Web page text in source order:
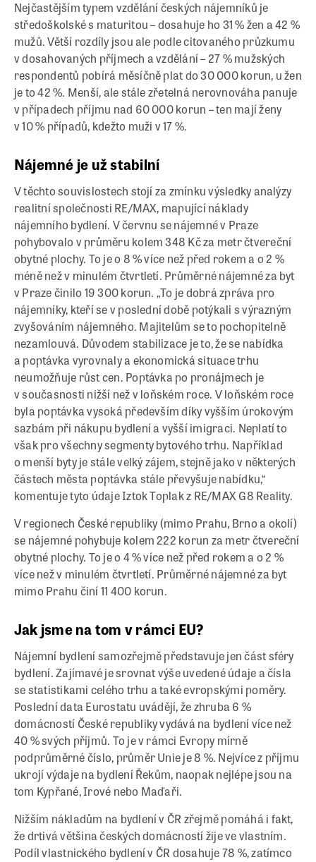
Nejčastějším typem vzdělání českých nájemníků je
středoškolské s maturitou – dosahuje ho 31 % žen a 42 %
mužů. Větší rozdíly jsou ale podle citovaného průzkumu
v dosahovaných příjmech a vzdělání – 27 % mužských
respondentů pobírá měsíčně plat do 30 000 korun, u žen
je to 42 %. Menší, ale stále zřetelná nerovnováha panuje
v případech příjmu nad 60 000 korun – ten mají ženy
v 10 % případů, kdežto muži v 17 %.
Nájemné je už stabilní
V těchto souvislostech stojí za zmínku výsledky analýzy
realitní společnosti RE/MAX, mapující náklady
nájemního bydlení. V červnu se nájemné v Praze
pohybovalo v průměru kolem 348 Kč za metr čtvereční
obytné plochy. To je o 8 % více než před rokem a o 2 %
méně než v minulém čtvrtletí. Průměrné nájemné za byt
v Praze činilo 19 300 korun. „To je dobrá zpráva pro
nájemníky, kteří se v poslední době potýkali s výrazným
zvyšováním nájemného. Majitelům se to pochopitelně
nezamlouvá. Důvodem stabilizace je to, že se nabídka
a poptávka vyrovnaly a ekonomická situace trhu
neumožňuje růst cen. Poptávka po pronájmech je
v současnosti nižší než v loňském roce. V loňském roce
byla poptávka vysoká především díky vyšším úrokovým
sazbám při nákupu bydlení a vyšší imigraci. Neplatí to
však pro všechny segmenty bytového trhu. Například
o menší byty je stále velký zájem, stejně jako v některých
částech města poptávka stále převyšuje nabídku,“
komentuje tyto údaje Iztok Toplak z RE/MAX G8 Reality.
V regionech České republiky (mimo Prahu, Brno a okolí)
se nájemné pohybuje kolem 222 korun za metr čtvereční
obytné plochy. To je o 4 % více než před rokem a o 2 %
více než v minulém čtvrtletí. Průměrné nájemné za byt
mimo Prahu činí 11 400 korun.
Jak jsme na tom v rámci EU?
Nájemní bydlení samozřejmě představuje jen část sféry
bydlení. Zajímavé je srovnat výše uvedené údaje a čísla
se statistikami celého trhu a také evropskými poměry.
Poslední data Eurostatu uvádějí, že zhruba 6 %
domácností České republiky vydává na bydlení více než
40 % svých příjmů. To je v rámci Evropy mírně
podprůměrné číslo, průměr Unie je 8 %. Nejvíce z příjmu
ukrojí výdaje na bydlení Řekům, naopak nejlépe jsou na
tom Kypřané, Irové nebo Maďaři.
Nižším nákladům na bydlení v ČR zřejmě pomáhá i fakt,
že drtivá většina českých domácností žije ve vlastním.
Podíl vlastnického bydlení v ČR dosahuje 78 %, zatímco